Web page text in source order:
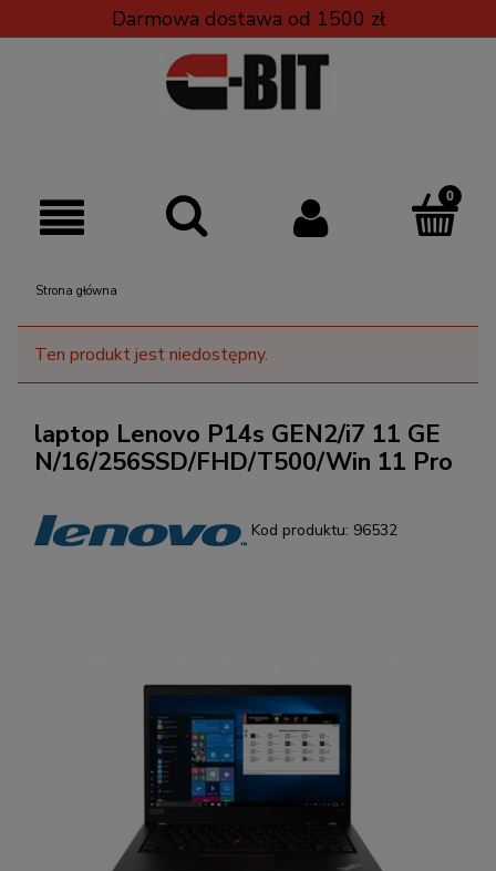
Darmowa dostawa od 1500 zł
Strona główna
Ten produkt jest niedostępny.
laptop Lenovo P14s GEN2/i7 11 GE
N/16/256SSD/FHD/T500/Win 11 Pro
Kod produktu: 96532